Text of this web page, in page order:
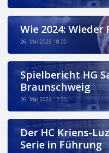
Wie 2024: Wieder
26. Mai 2026 18:00
Spielbericht HG
Braunschweig
26. Mai 2026 12:00
Der HC Kriens-
Serie in Führung